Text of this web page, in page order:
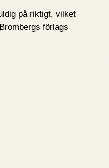
på riktigt, vilket
förlags